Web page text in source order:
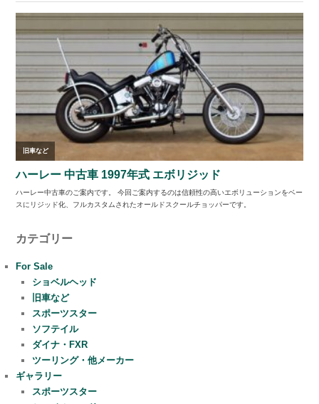
カテゴリー
For Sale
ショベルヘッド
旧車など
スポーツスター
ソフテイル
ダイナ・FXR
ツーリング・他メーカー
ギャラリー
スポーツスター